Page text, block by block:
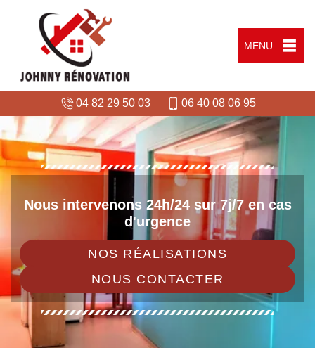
MENU
04 82 29 50 03 06 40 08 06 95
Nous intervenons 24h/24 sur 7j/7 en cas
d'urgence
NOS RÉALISATIONS
NOUS CONTACTER